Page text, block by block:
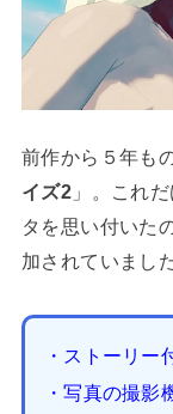
前作から５年も
イズ2 」。これ
タを思い付いた
加されていました
・ストーリー
・写真の撮影